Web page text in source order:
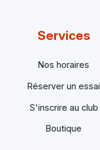
Services
Nos horaires
Réserver un essai
S'inscrire au club
Boutique